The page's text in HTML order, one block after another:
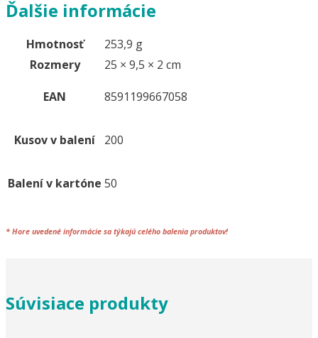
3
Ďalšie informácie
Hmotnosť
253,9 g
Rozmery
25 × 9,5 × 2 cm
EAN 8591199667058
Kusov v balení 200
Balení v kartóne 50
* Hore uvedené informácie sa týkajú celého balenia produktov!
Súvisiace produkty